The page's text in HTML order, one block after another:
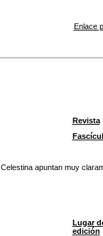
Enlace
Revista
apuntan muy
Lugar
edición